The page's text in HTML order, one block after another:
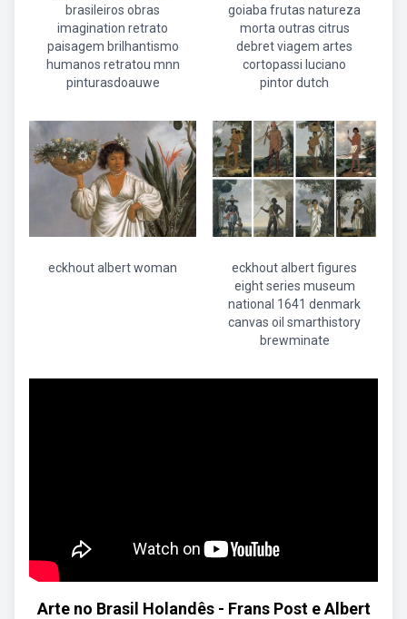
brasileiros obras
imagination retrato
paisagem brilhantismo
humanos retratou mnn
pinturasdoauwe
goiaba frutas natureza
morta outras citrus
debret viagem artes
cortopassi luciano
pintor dutch
eckhout albert woman
eckhout albert figures
eight series museum
national 1641 denmark
canvas oil smarthistory
brewminate
Arte no Brasil Holandês - Frans Post e Albert